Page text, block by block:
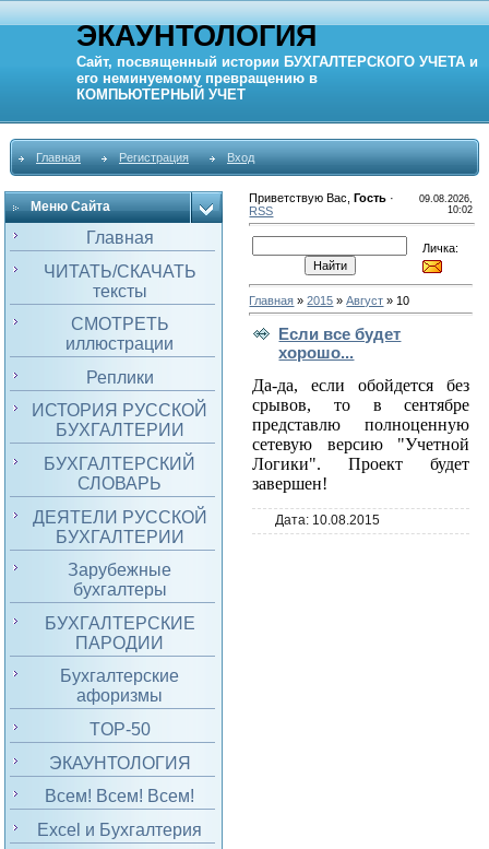
ЭКАУНТОЛОГИЯ
Сайт, посвященный истории БУХГАЛТЕРСКОГО УЧЕТА и
его неминуемому превращению в
КОМПЬЮТЕРНЫЙ УЧЕТ
Главная Регистрация Вход
Меню Сайта
Главная
ЧИТАТЬ/СКАЧАТЬ
тексты
СМОТРЕТЬ
иллюстрации
Реплики
ИСТОРИЯ РУССКОЙ
БУХГАЛТЕРИИ
БУХГАЛТЕРСКИЙ
СЛОВАРЬ
ДЕЯТЕЛИ РУССКОЙ
БУХГАЛТЕРИИ
Зарубежные
бухгалтеры
БУХГАЛТЕРСКИЕ
ПАРОДИИ
Бухгалтерские
афоризмы
TOP-50
ЭКАУНТОЛОГИЯ
Всем! Всем! Всем!
Excel и Бухгалтерия
Приветствую Вас ,Гость ·
RSS
09.08.2026,
10:02
Личка:
Главная »2015 » Август » 10
Если все будет
хорошо...
Да-да, если обойдется без
срывов, то в сентябре
представлю полноценную
сетевую версию "Учетной
Логики". Проект будет
завершен!
Дата: 10.08.2015